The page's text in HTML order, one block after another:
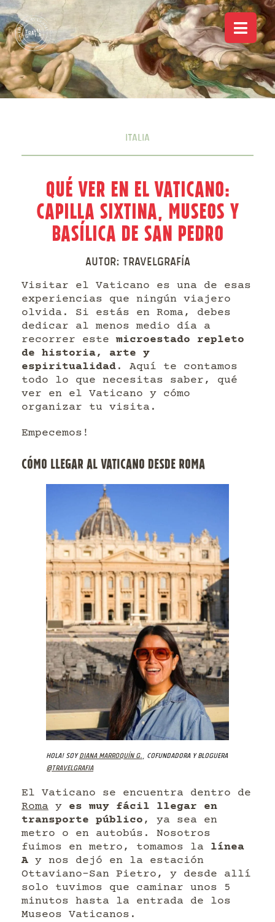
Italia
Qué ver en el Vaticano:
Capilla Sixtina, Museos y
Basílica de San Pedro
Autor: Travelgrafía
Visitar el Vaticano es una de esas
experiencias que ningún viajero
olvida. Si estás en Roma, debes
dedicar al menos medio día a
recorrer este microestado repleto
de historia, arte y
espiritualidad . Aquí te contamos
todo lo que necesitas saber, qué
ver en el Vaticano y cómo
organizar tu visita.
Empecemos!
CÓMO LLEGAR AL VATICANO DESDE ROMA
Hola! SoyDiana Marroquín G., cofundadora y bloguera
@travelgrafia
El Vaticano se encuentra dentro de
Roma y es muy fácil llegar en
transporte público , ya sea en
metro o en autobús. Nosotros
fuimos en metro, tomamos la línea
A y nos dejó en la estación
Ottaviano–San Pietro, y desde allí
solo tuvimos que caminar unos 5
minutos hasta la entrada de los
Museos Vaticanos.